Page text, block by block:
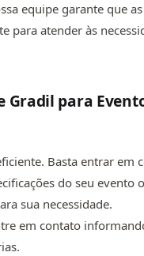
equipe garante que
para atender às
Gradil para
Basta entrar em
do seu evento
sua necessidade.
em contato